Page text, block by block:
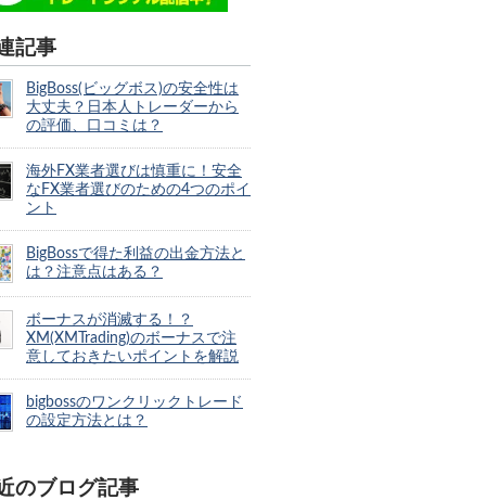
記事
BigBoss(ビッグボス)の安全性は
大丈夫？日本人トレーダーから
の評価、口コミは？
海外FX業者選びは慎重に！安全
なFX業者選びのための4つのポイ
ント
BigBossで得た利益の出金方法と
は？注意点はある？
ボーナスが消滅する！？
XM(XMTrading)のボーナスで注
意しておきたいポイントを解説
bigbossのワンクリックトレード
の設定方法とは？
のブログ記事